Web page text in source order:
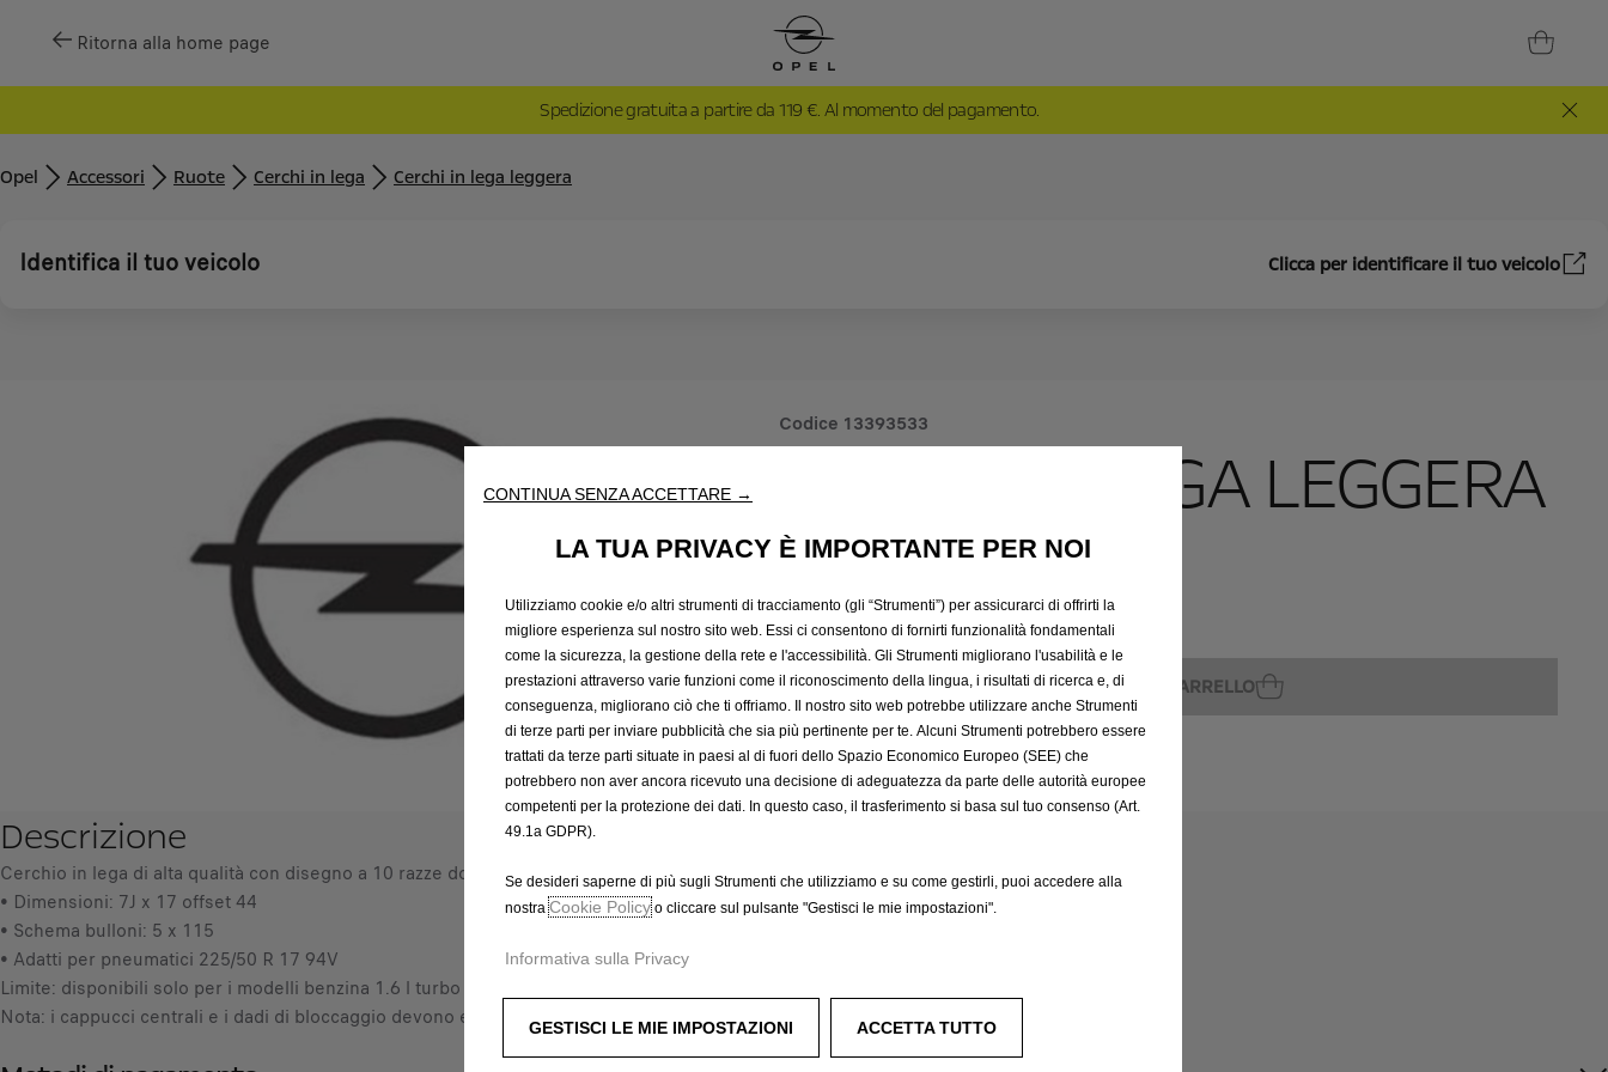
Ritorna alla home page
Spedizione gratuita a partire da 119 €. Al momento del pagamento.
Opel Accessori Ruote Cerchi in lega Cerchi in lega leggera
Identifica il tuo veicolo Clicca per identificare il tuo veicolo
Codice 13393533
CERCHI IN LEGA LEGGERA
494,03 €
P
r
i
c
e
i
s
4
,
0
I
V
A
IVA inclusa/Unità
-
+
Q
u
a
n
t
i
y
u
t
Prodotto esaurito
AGGIUNGI AL CARRELLO
Compra ora, paga dopo
Descrizione
Cerchio in lega di alta qualità con disegno a 10 razze doppie e finitura titanio.
• Dimensioni: 7J x 17 offset 44
• Schema bulloni: 5 x 115
• Adatti per pneumatici 225/50 R 17 94V
Limite: disponibili solo per i modelli benzina 1.6 l turbo e diesel 1.7 e 2.0 l.
Nota: i cappucci centrali e i dadi di bloccaggio devono essere ordinati a parte.
CONTINUA SENZA ACCETTARE →
LA TUA PRIVACY È IMPORTANTE PER NOI
Utilizziamo cookie e/o altri strumenti di tracciamento (gli “Strumenti”) per assicurarci di offrirti la
migliore esperienza sul nostro sito web. Essi ci consentono di fornirti funzionalità fondamentali
come la sicurezza, la gestione della rete e l'accessibilità. Gli Strumenti migliorano l'usabilità e le
prestazioni attraverso varie funzioni come il riconoscimento della lingua, i risultati di ricerca e, di
conseguenza, migliorano ciò che ti offriamo. Il nostro sito web potrebbe utilizzare anche Strumenti
di terze parti per inviare pubblicità che sia più pertinente per te. Alcuni Strumenti potrebbero essere
trattati da terze parti situate in paesi al di fuori dello Spazio Economico Europeo (SEE) che
potrebbero non aver ancora ricevuto una decisione di adeguatezza da parte delle autorità europee
competenti per la protezione dei dati. In questo caso, il trasferimento si basa sul tuo consenso (Art.
49.1a GDPR).
Se desideri saperne di più sugli Strumenti che utilizziamo e su come gestirli, puoi accedere alla
nostraCookie Policyo cliccare sul pulsante "Gestisci le mie impostazioni".
Informativa sulla Privacy
GESTISCI LE MIE IMPOSTAZIONI ACCETTA TUTTO